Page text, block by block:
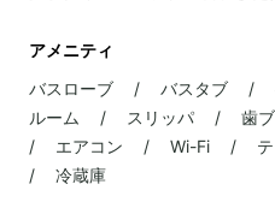
アメニティ
バスローブ / バスタブ /
ルーム / スリッパ / 歯ブ
/ エアコン / Wi-Fi / テレ
/ 冷蔵庫